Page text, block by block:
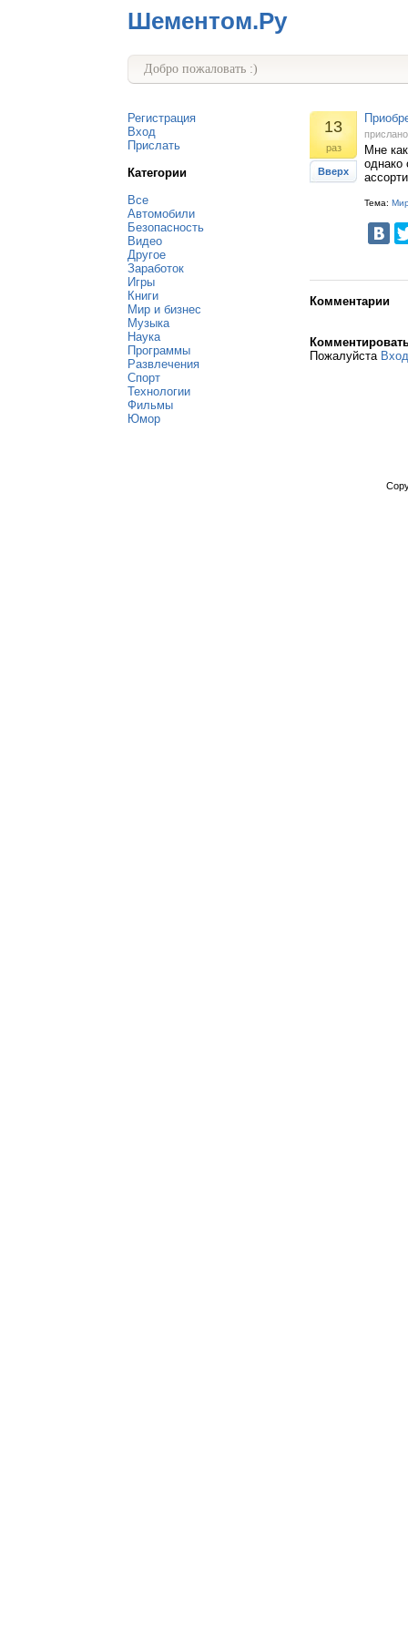
Шементом.Ру
Добро пожаловать :)
Регистрация
Вход
Прислать
Категории
Все
Автомобили
Безопасность
Видео
Другое
Заработок
Игры
Книги
Мир и бизнес
Музыка
Наука
Программы
Развлечения
Спорт
Технологии
Фильмы
Юмор
13
раз
Вверх
Мне
однако
Тема:
Комментарии
Пожалуйста Вход